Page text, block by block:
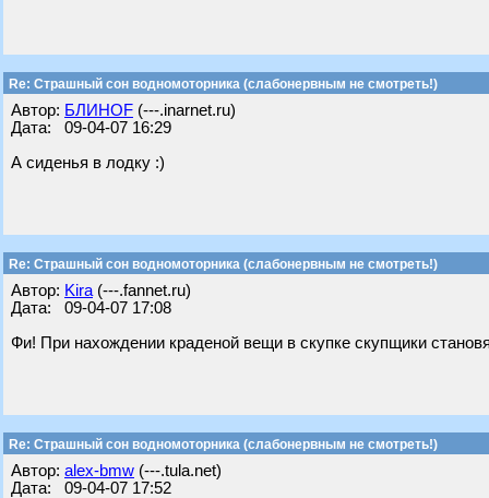
Re: Страшный сон водномоторника (слабонервным не смотреть!)
Автор: БЛИНОF (---.inarnet.ru)
Дата: 09-04-07 16:29
А сиденья в лодку :)
Re: Страшный сон водномоторника (слабонервным не смотреть!)
Автор: Kira (---.fannet.ru)
Дата: 09-04-07 17:08
Фи! При нахождении краденой вещи в скупке скупщики
Re: Страшный сон водномоторника (слабонервным не смотреть!)
Автор: alex-bmw (---.tula.net)
Дата: 09-04-07 17:52